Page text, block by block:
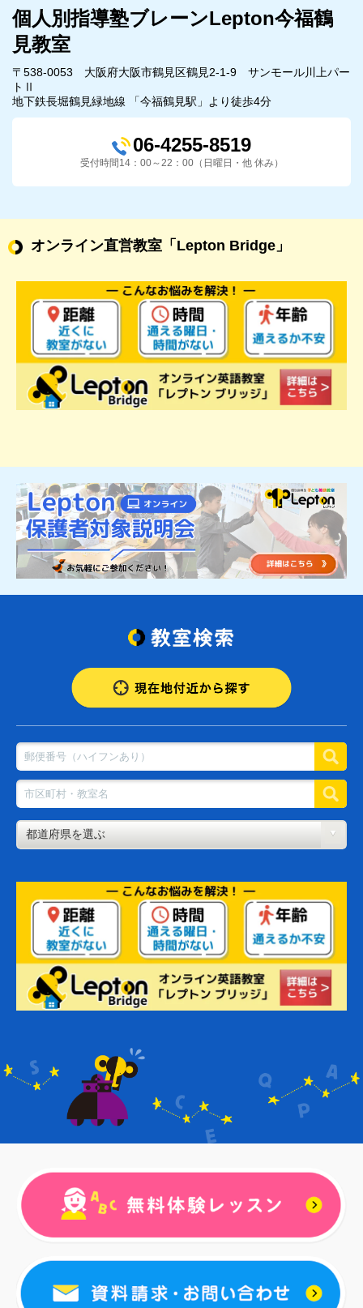
個人別指導塾ブレーンLepton今福鶴
見教室
〒538-0053 大阪府大阪市鶴見区鶴見2-1-9 サンモール川上パー
トⅡ
地下鉄長堀鶴見緑地線 「今福鶴見駅」より徒歩4分
06-4255-8519
受付時間14：00～22：00（日曜日・他 休み）
オンライン直営教室 「Lepton Bridge」